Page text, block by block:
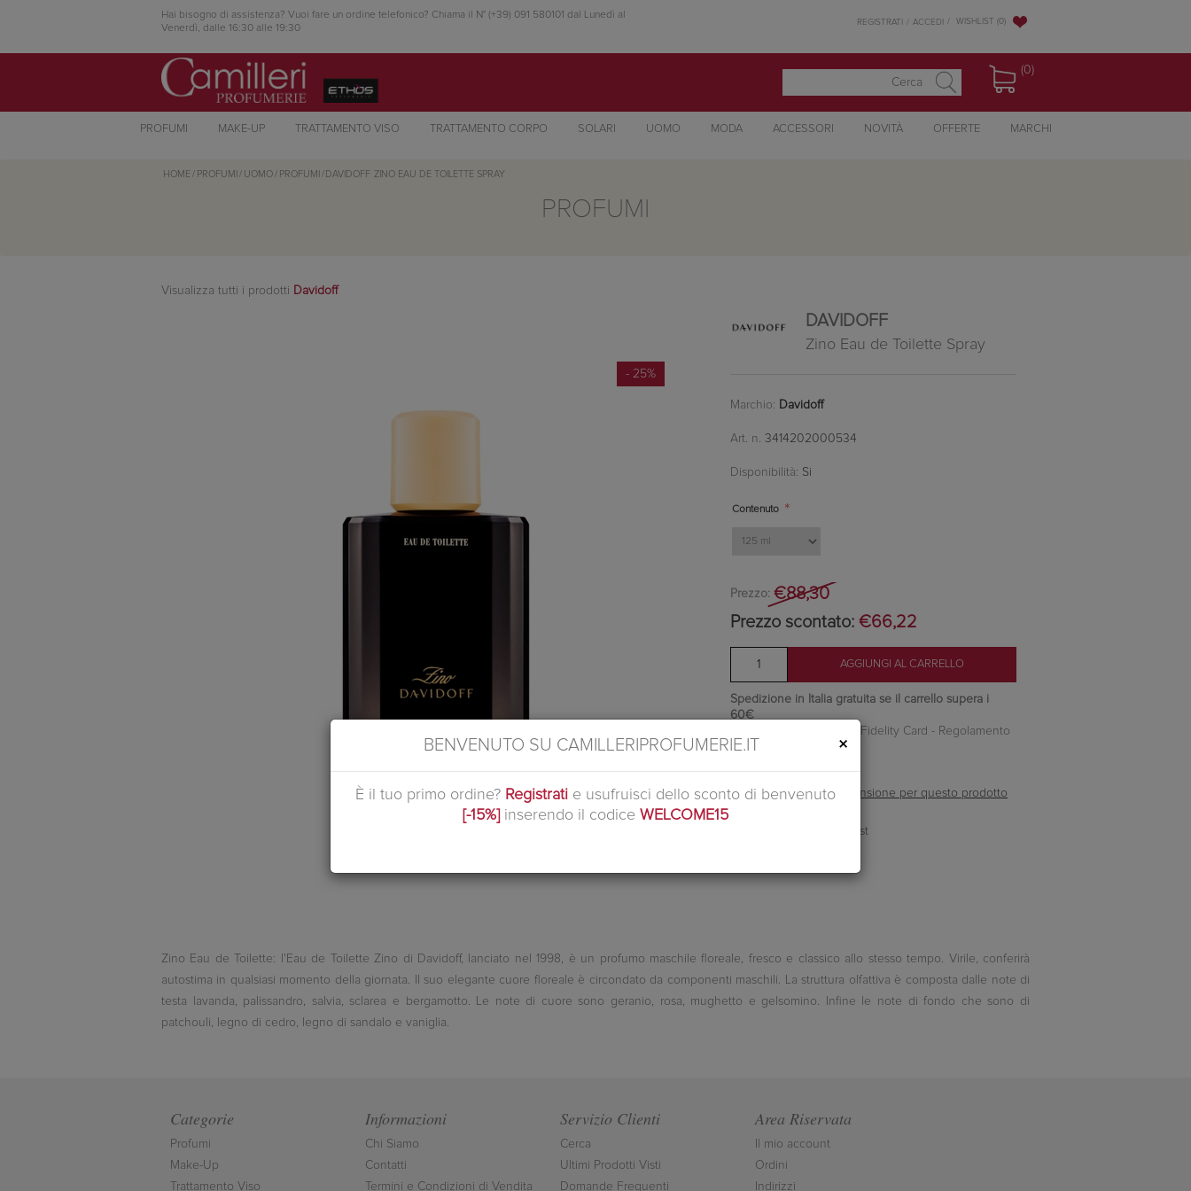
Hai bisogno di assistenza? Vuoi fare un ordine telefonico? Chiama il N° (+39) 091 580101 dal Lunedì al
Venerdì, dalle 16:30 alle 19:30
REGISTRATI ACCEDI WISHLIST (0)
(0)
PROFUMI MAKE-UP TRATTAMENTO VISO TRATTAMENTO CORPO SOLARI UOMO MODA ACCESSORI NOVITÀ OFFERTE MARCHI
HOME / PROFUMI / UOMO / PROFUMI / DAVIDOFF ZINO EAU DE TOILETTE SPRAY
PROFUMI
Visualizza tutti i prodotti Davidoff
- 25%
DAVIDOFF
Zino Eau de Toilette Spray
Marchio: Davidoff
Art. n. 3414202000534
Disponibilità: Si
Contenuto *
Prezzo: €88,30
Prezzo scontato: €66,22
Spedizione in Italia gratuita se il carrello supera i
60€
Ottieni 6 punti Camilleri Fidelity Card - Regolamento
Si tratta della prima recensione per questo prodotto
Zino Eau de Toilette: l'Eau de Toilette Zino di Davidoff, lanciato nel 1998, è un profumo maschile floreale, fresco e classico allo stesso tempo. Virile, conferirà
autostima in qualsiasi momento della giornata. Il suo elegante cuore floreale è circondato da componenti maschili. La struttura olfattiva è composta dalle note di
testa lavanda, palissandro, salvia, sclarea e bergamotto. Le note di cuore sono geranio, rosa, mughetto e gelsomino. Infine le note di fondo che sono di
patchouli, legno di cedro, legno di sandalo e vaniglia.
Categorie
Profumi
Make-Up
Trattamento Viso
Informazioni
Chi Siamo
Contatti
Termini e Condizioni di Vendita
Servizio Clienti
Cerca
Ultimi Prodotti Visti
Domande Frequenti
Area Riservata
Il mio account
Ordini
Indirizzi
BENVENUTO SU CAMILLERIPROFUMERIE.IT ×
È il tuo primo ordine? Registrati e usufruisci dello sconto di benvenuto
[-15%] inserendo il codice WELCOME15